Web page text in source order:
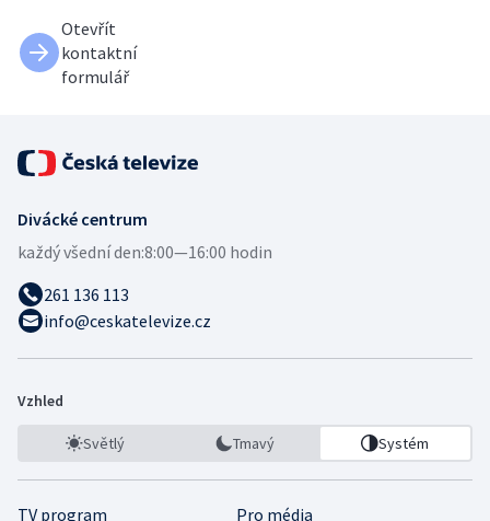
Otevřít
kontaktní
formulář
Divácké centrum
každý všední den:8:00—16:00 hodin
261 136 113
info@ceskatelevize.cz
Vzhled
Světlý Tmavý Systém
TV program Pro média